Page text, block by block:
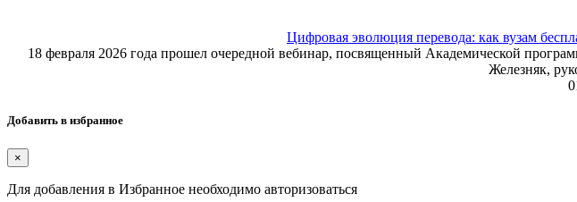
Цифровая эволюция перевода: как вузам
18 февраля 2026 года прошел очередной вебинар, посвященный Академической
Железняк,
Добавить в избранное
×
Для добавления в Избранное необходимо авторизоваться